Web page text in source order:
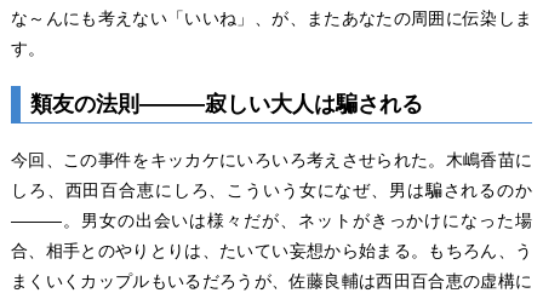
な～んにも考えない「いいね」、が、またあなたの周囲に伝染しま
す。
類友の法則―――寂しい大人は騙される
今回、この事件をキッカケにいろいろ考えさせられた。木嶋香苗に
しろ、西田百合恵にしろ、こういう女になぜ、男は騙されるのか
―――。男女の出会いは様々だが、ネットがきっかけになった場
合、相手とのやりとりは、たいてい妄想から始まる。もちろん、う
まくいくカップルもいるだろうが、佐藤良輔は西田百合恵の虚構に